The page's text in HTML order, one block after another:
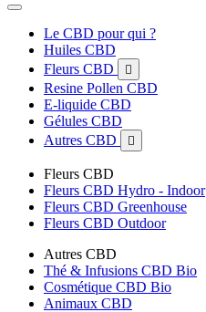
Le CBD pour qui ?
Huiles CBD
Fleurs CBD

Resine Pollen CBD
E-liquide CBD
Gélules CBD
Autres CBD

Fleurs CBD
Fleurs CBD Hydro - Indoor
Fleurs CBD Greenhouse
Fleurs CBD Outdoor
Autres CBD
Thé & Infusions CBD Bio
Cosmétique CBD Bio
Animaux CBD